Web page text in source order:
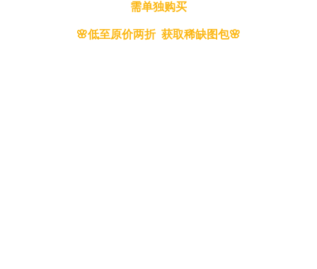
需单独购买
🌸低至原价两折 获取稀缺图包🌸